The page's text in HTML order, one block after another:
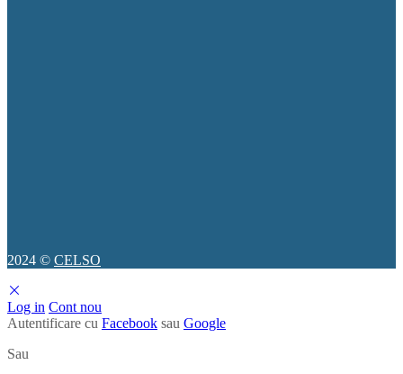
2024 © CELSO
Log in Cont nou
Autentificare cu Facebook sau Google
Sau